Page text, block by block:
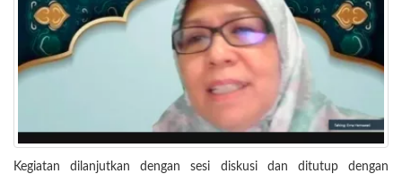
Kegiatan dilanjutkan dengan sesi diskusi dan ditutup dengan